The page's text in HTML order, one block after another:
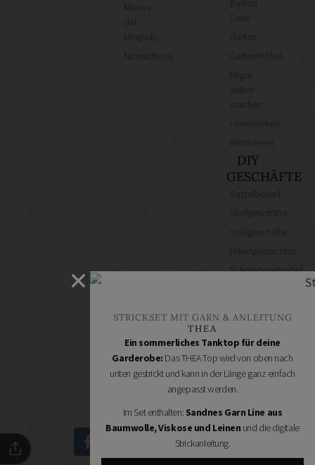
Manos
Uruguay
Nomadnoss
Deko
Garten
Gartenmöbel
Regal
Heimwerken
DIY
GESCHÄFTE
Bastelbedarf
Stoffgeschäfte
Wollgeschäfte
Handgemachtes
Schneidereibedarf
Handarbeitszubehör
Online
Shops
Schmuckzubehör
Nähmaschinen
STRICKSET MIT GARN & ANLEITUNG
THEA
Ein sommerliches Tanktop für deine
Garderobe: Das THEA Top wird von oben nach
unten gestrickt und kann in der Länge ganz einfach
angepasst werden.
Im Set enthalten: Sandnes Garn Line aus
Baumwolle, Viskose und Leinen und die digitale
Strickanleitung.